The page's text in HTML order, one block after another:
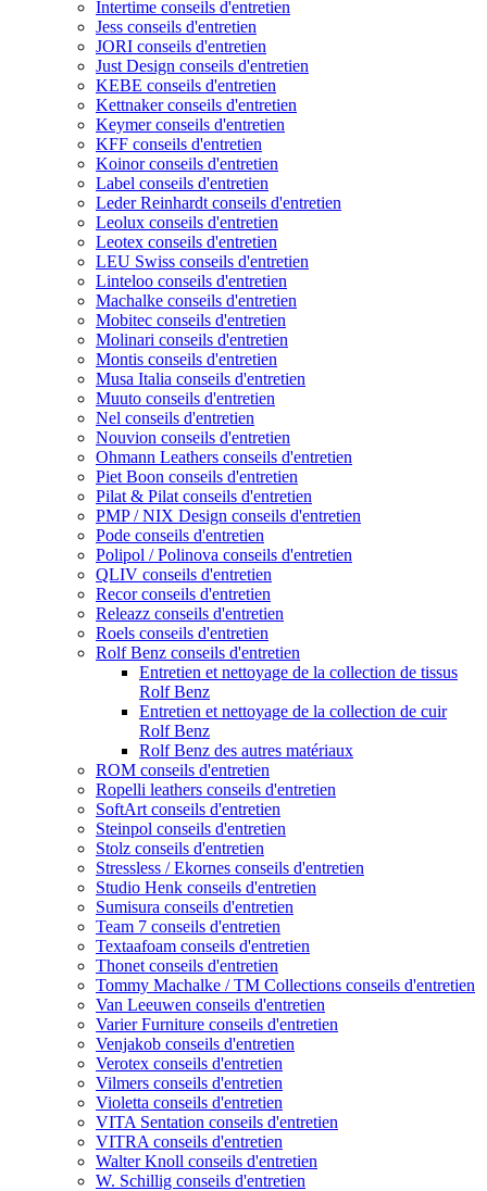
Intertime conseils d'entretien
Jess conseils d'entretien
JORI conseils d'entretien
Just Design conseils d'entretien
KEBE conseils d'entretien
Kettnaker conseils d'entretien
Keymer conseils d'entretien
KFF conseils d'entretien
Koinor conseils d'entretien
Label conseils d'entretien
Leder Reinhardt conseils d'entretien
Leolux conseils d'entretien
Leotex conseils d'entretien
LEU Swiss conseils d'entretien
Linteloo conseils d'entretien
Machalke conseils d'entretien
Mobitec conseils d'entretien
Molinari conseils d'entretien
Montis conseils d'entretien
Musa Italia conseils d'entretien
Muuto conseils d'entretien
Nel conseils d'entretien
Nouvion conseils d'entretien
Ohmann Leathers conseils d'entretien
Piet Boon conseils d'entretien
Pilat & Pilat conseils d'entretien
PMP / NIX Design conseils d'entretien
Pode conseils d'entretien
Polipol / Polinova conseils d'entretien
QLIV conseils d'entretien
Recor conseils d'entretien
Releazz conseils d'entretien
Roels conseils d'entretien
Rolf Benz conseils d'entretien
Entretien et nettoyage de la collection de tissus
Rolf Benz
Entretien et nettoyage de la collection de cuir
Rolf Benz
Rolf Benz des autres matériaux
ROM conseils d'entretien
Ropelli leathers conseils d'entretien
SoftArt conseils d'entretien
Steinpol conseils d'entretien
Stolz conseils d'entretien
Stressless / Ekornes conseils d'entretien
Studio Henk conseils d'entretien
Sumisura conseils d'entretien
Team 7 conseils d'entretien
Textaafoam conseils d'entretien
Thonet conseils d'entretien
Tommy Machalke / TM Collections conseils d'entretien
Van Leeuwen conseils d'entretien
Varier Furniture conseils d'entretien
Venjakob conseils d'entretien
Verotex conseils d'entretien
Vilmers conseils d'entretien
Violetta conseils d'entretien
VITA Sentation conseils d'entretien
VITRA conseils d'entretien
Walter Knoll conseils d'entretien
W. Schillig conseils d'entretien